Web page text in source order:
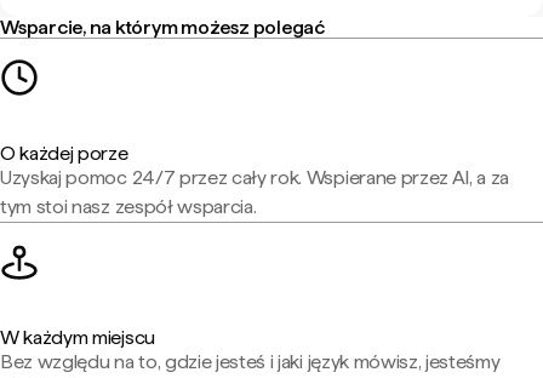
Wsparcie, na którym możesz polegać
O każdej porze
Uzyskaj pomoc 24/7 przez cały rok. Wspierane przez AI, a za
tym stoi nasz zespół wsparcia.
W każdym miejscu
Bez względu na to, gdzie jesteś i jaki język mówisz, jesteśmy